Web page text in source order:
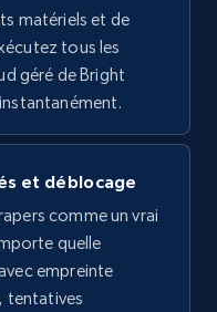
Initial
count, and
Followers,
and
matériels et de
tous les
géré de Bright
et déblocage
comme un vrai
quelle
empreinte
tentatives